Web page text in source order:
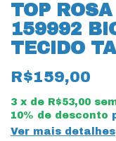
TOP
159992
TECIDO
R$159,00
3 x de R$53,00
10% de desconto
Ver mais detalhes